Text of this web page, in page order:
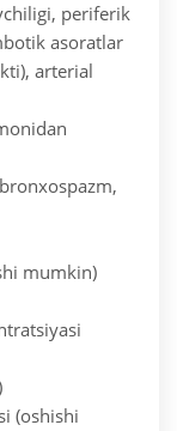
periferik
asoratlar
arterial
mumkin)
(oshishi